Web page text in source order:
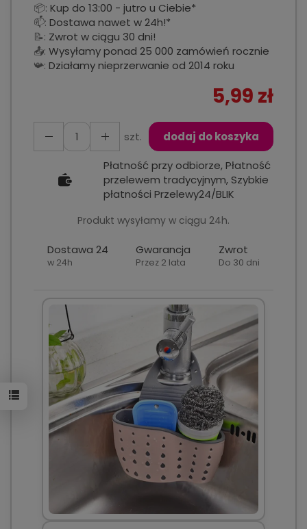
📦: Kup do 13:00 - jutro u Ciebie*
📫: Dostawa nawet w 24h!*
📝: Zwrot w ciągu 30 dni!
📤: Wysyłamy ponad 25 000 zamówień rocznie
📯: Działamy nieprzerwanie od 2014 roku
5,99 zł
szt.
dodaj do koszyka
Płatność przy odbiorze, Płatność
przelewem tradycyjnym, Szybkie
płatności Przelewy24/BLIK
Produkt wysyłamy w ciągu 24h.
Dostawa 24
w 24h
Gwarancja
Przez 2 lata
Zwrot
Do 30 dni